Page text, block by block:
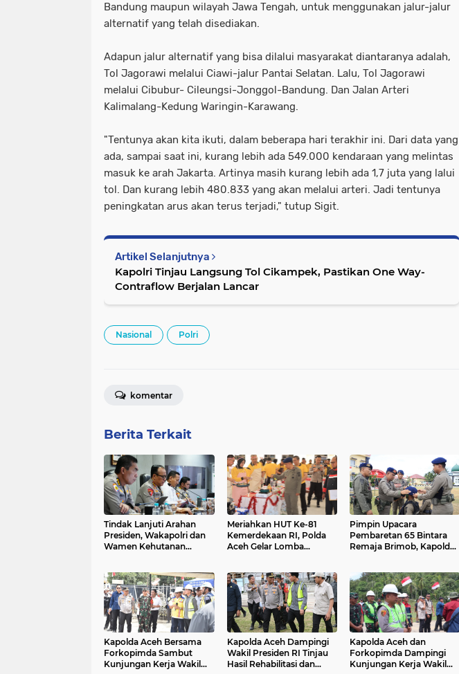
Bandung maupun wilayah Jawa Tengah, untuk menggunakan jalur-jalur
alternatif yang telah disediakan.
Adapun jalur alternatif yang bisa dilalui masyarakat diantaranya adalah,
Tol Jagorawi melalui Ciawi-jalur Pantai Selatan. Lalu, Tol Jagorawi
melalui Cibubur- Cileungsi-Jonggol-Bandung. Dan Jalan Arteri
Kalimalang-Kedung Waringin-Karawang.
"Tentunya akan kita ikuti, dalam beberapa hari terakhir ini. Dari data yang
ada, sampai saat ini, kurang lebih ada 549.000 kendaraan yang melintas
masuk ke arah Jakarta. Artinya masih kurang lebih ada 1,7 juta yang lalui
tol. Dan kurang lebih 480.833 yang akan melalui arteri. Jadi tentunya
peningkatan arus akan terus terjadi," tutup Sigit.
Artikel Selanjutnya
Kapolri Tinjau Langsung Tol Cikampek, Pastikan One Way-
Contraflow Berjalan Lancar
Nasional Polri
komentar
Berita Terkait
Tindak Lanjuti Arahan
Presiden, Wakapolri dan
Wamen Kehutanan
dan Karhutla
Meriahkan HUT Ke-81
Kemerdekaan RI, Polda
Aceh Gelar Lomba
Pimpin Upacara
Pembaretan 65 Bintara
Remaja Brimob, Kapolda
Kapolda Aceh Bersama
Forkopimda Sambut
Kunjungan Kerja Wakil
Kapolda Aceh Dampingi
Wakil Presiden RI Tinjau
Hasil Rehabilitasi dan
Kapolda Aceh dan
Forkopimda Dampingi
Kunjungan Kerja Wakil